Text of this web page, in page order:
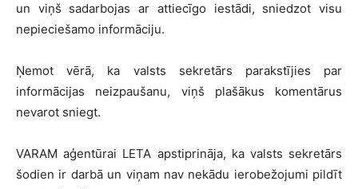
un viņš sadarbojas ar attiecīgo iestādi, sniedzot visu
nepieciešamo informāciju.
Ņemot vērā, ka valsts sekretārs parakstījies par
informācijas neizpaušanu, viņš plašākus komentārus
nevarot sniegt.
VARAM aģentūrai LETA apstiprināja, ka valsts sekretārs
šodien ir darbā un viņam nav nekādu ierobežojumi pildīt